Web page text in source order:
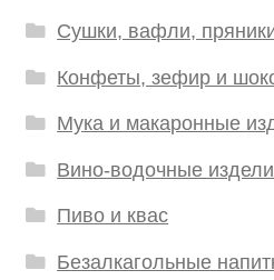
Сушки, вафли,
Конфеты, зефир и
Мука и макаронные
Вино-водочные
Пиво и квас
Безалкагольные